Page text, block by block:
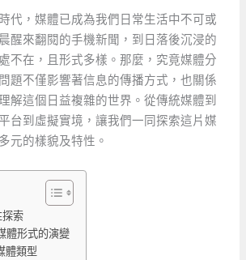
代，媒體已成為我們日常生活中不可或
醒來翻閱的手機新聞，到日落後沉浸的
不在，且形式多樣。那麼，究竟媒體分
題不僅影響著信息的傳播方式，也關係
解這個日益複雜的世界。從傳統媒體到
台到虛擬實境，讓我們一同探索這片媒
元的樣貌及特性。
探索
體形式的演變
體類型